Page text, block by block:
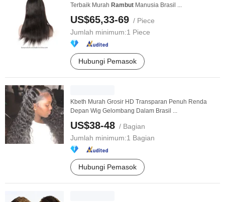
Terbaik Murah Rambut Manusia Brasil ...
US$65,33-69 / Piece
Jumlah minimum:1 Piece
Hubungi Pemasok
Kbeth Murah Grosir HD Transparan Penuh Renda
Depan Wig Gelombang Dalam Brasil ...
US$38-48 / Bagian
Jumlah minimum:1 Bagian
Hubungi Pemasok